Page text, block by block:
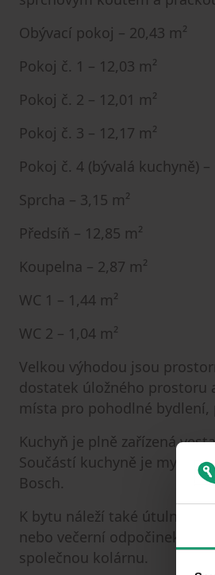
Obývací pokoj – 20,43 m²
Pokoj č. 1 – 12,03 m²
Pokoj č. 2 – 12,01 m²
Pokoj č. 3 – 12,17 m²
Pokoj č. 4 (bývalá kuchyně) –
Sprcha – 3,15 m²
Předsíň – 12,85 m²
Koupelna – 2,87 m²
WC 1 – 1,44 m²
WC 2 – 1,04 m²
Velkou výhodou jsou
dostatek úložného prostoru
místa pro pohodlné bydlení,
Kuchyň je plně zařízená
Součástí kuchyně je myčka
Bosch.
K bytu náleží také útulný
nebo večerní odpočinek.
společnou kolárnu.